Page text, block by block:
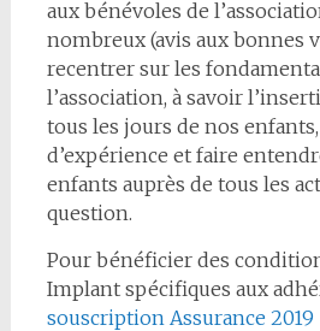
aux bénévoles de
nombreux (avis aux bonnes
recentrer sur les
l’association, à savoir
tous les jours de nos
d’expérience et faire
enfants auprès de tous les
question.
Pour bénéficier des
Implant spécifiques aux
souscription Assurance 2019